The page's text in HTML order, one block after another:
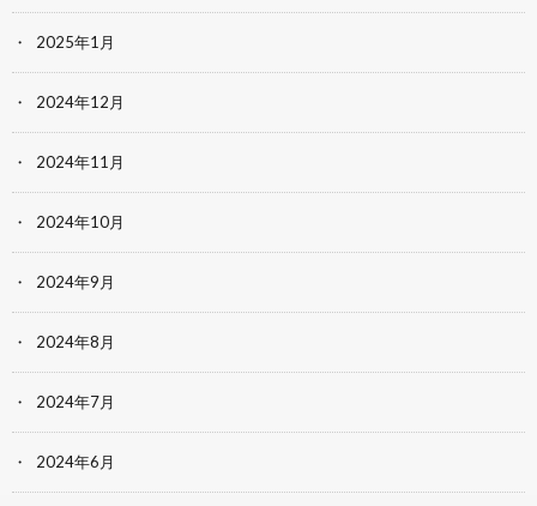
2025年1月
2024年12月
2024年11月
2024年10月
2024年9月
2024年8月
2024年7月
2024年6月